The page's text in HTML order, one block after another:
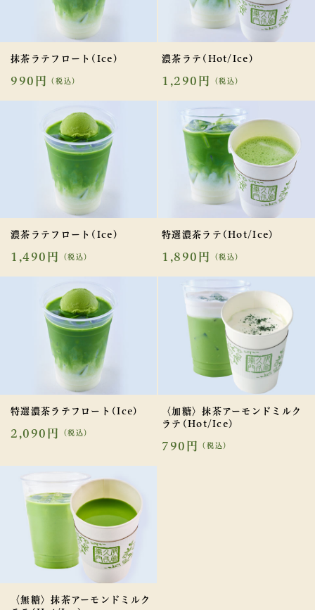
抹茶ラテフロート(Ice)
990円 （税込）
濃茶ラテ(Hot/Ice)
1,290円 （税込）
濃茶ラテフロート(Ice)
1,490円 （税込）
特選濃茶ラテ(Hot/Ice)
1,890円 （税込）
特選濃茶ラテフロート(Ice)
2,090円 （税込）
〈加糖〉抹茶アーモンドミルク
ラテ(Hot/Ice)
790円 （税込）
〈無糖〉抹茶アーモンドミルク